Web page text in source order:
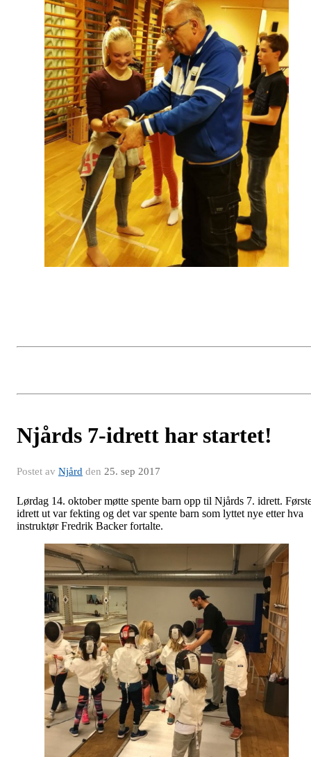
Njårds 7-idrett har startet!
Postet av Njård den 25. sep 2017
Lørdag 14. oktober møtte spente barn opp til Njårds 7. idrett.
idrett ut var fekting og det var spente barn som lyttet nye etter hva
instruktør Fredrik Backer fortalte.